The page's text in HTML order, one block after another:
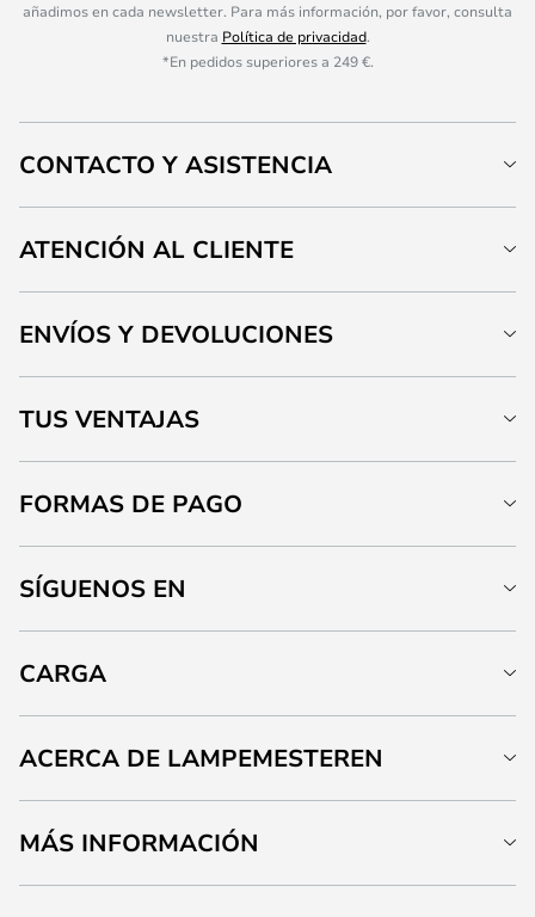
añadimos en cada newsletter. Para más información, por favor, consulta
nuestra Política de privacidad.
*En pedidos superiores a 249 €.
CONTACTO Y ASISTENCIA
ATENCIÓN AL CLIENTE
ENVÍOS Y DEVOLUCIONES
TUS VENTAJAS
FORMAS DE PAGO
SÍGUENOS EN
CARGA
ACERCA DE LAMPEMESTEREN
MÁS INFORMACIÓN